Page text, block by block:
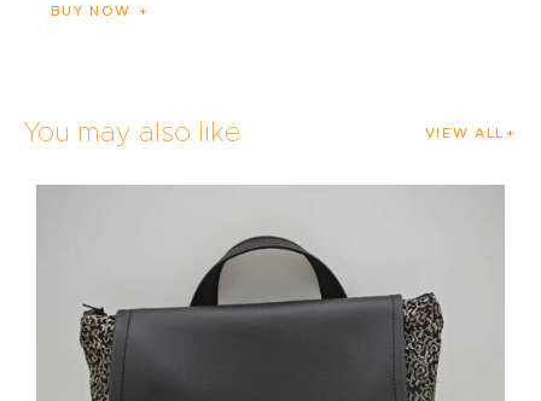
BUY NOW
You may also like VIEW ALL